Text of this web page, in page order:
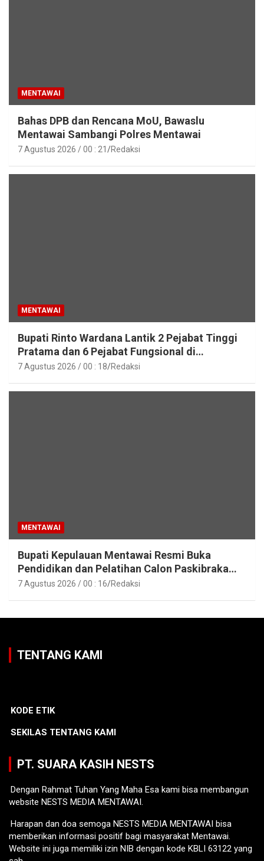
MENTAWAI
Bahas DPB dan Rencana MoU, Bawaslu
Mentawai Sambangi Polres Mentawai
7 Agustus 2026 / 00 : 21 Redaksi
MENTAWAI
Bupati Rinto Wardana Lantik 2 Pejabat Tinggi
Pratama dan 6 Pejabat Fungsional di
Lingkungan Pemkab Kepulauan Mentawai
7 Agustus 2026 / 00 : 18 Redaksi
MENTAWAI
Bupati Kepulauan Mentawai Resmi Buka
Pendidikan dan Pelatihan Calon Paskibraka
Tahun 2026
7 Agustus 2026 / 00 : 16 Redaksi
TENTANG KAMI
KODE ETIK
SEKILAS TENTANG KAMI
PT. SUARA KASIH NESTS
Dengan Rahmat Tuhan Yang Maha Esa kami bisa membangun
website NESTS MEDIA MENTAWAI.
Harapan dan doa semoga NESTS MEDIA MENTAWAI bisa
memberikan informasi positif bagi masyarakat Mentawai.
Website ini juga memiliki izin NIB dengan kode KBLI 63122 yang